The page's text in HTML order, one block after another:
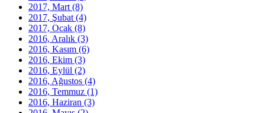
2017, Mart (8)
2017, Şubat (4)
2017, Ocak (8)
2016, Aralık (3)
2016, Kasım (6)
2016, Ekim (3)
2016, Eylül (2)
2016, Ağustos (4)
2016, Temmuz (1)
2016, Haziran (3)